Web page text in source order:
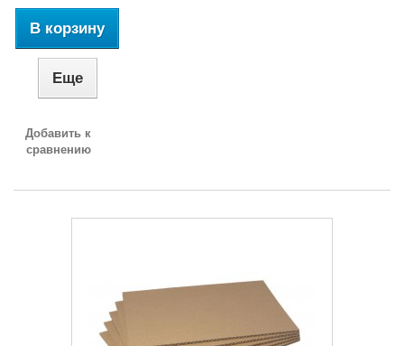
В корзину
Еще
Добавить к
сравнению